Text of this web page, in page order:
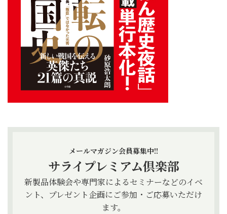
メールマガジン会員募集中!!
サライプレミアム倶楽部
新製品体験会や専門家によるセミナーなどのイベ
ント、プレゼント企画にご参加・ご応募いただけ
ます。